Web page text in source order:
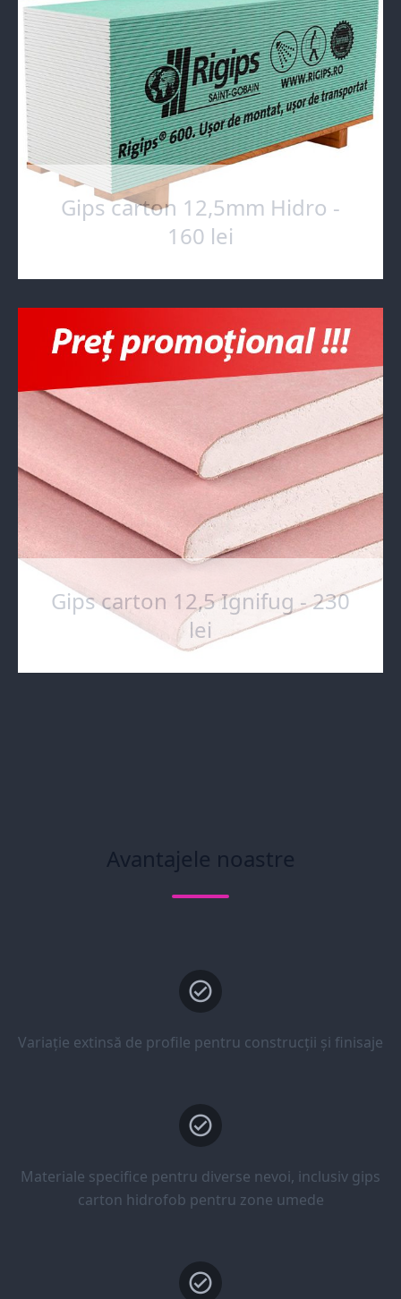
Gips carton 12,5mm Hidro -
160 lei
Gips carton 12,5 Ignifug - 230
lei
Avantajele noastre
Variație extinsă de profile pentru construcții și finisaje
Materiale specifice pentru diverse nevoi, inclusiv gips
carton hidrofob pentru zone umede